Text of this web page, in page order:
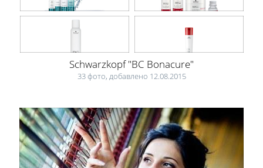
Schwarzkopf "BC Bonacure"
33 фото, добавлено 12.08.2015